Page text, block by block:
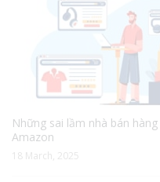
Những sai lầm nhà bán
Amazon
18 March, 2025